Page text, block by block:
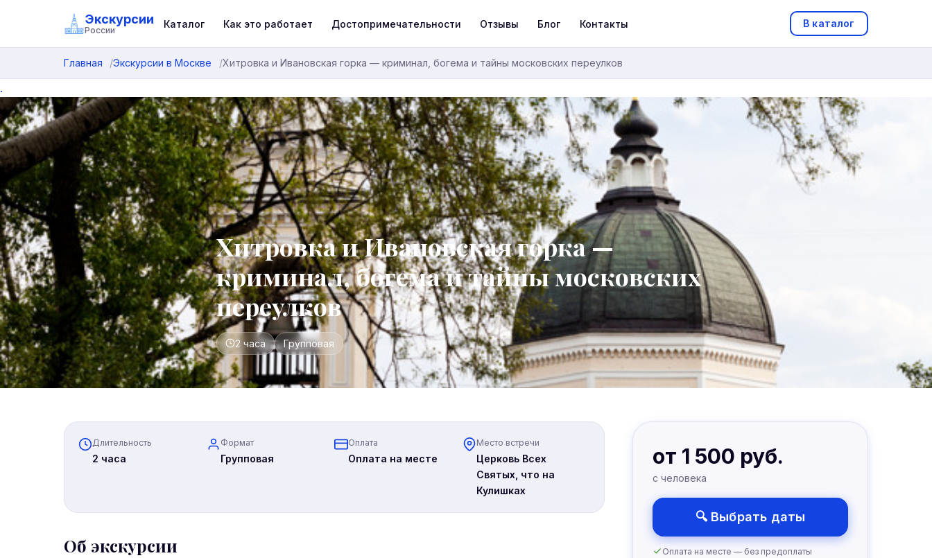
Экскурсии
России
Каталог Как это работает Достопримечательности Отзывы Блог Контакты В каталог
Главная Экскурсии в Москве Хитровка и Ивановская горка — криминал, богема и тайны московских переулков
.
Хитровка и Ивановская горка —
криминал, богема и тайны московских
переулков
2 часа Групповая
Длительность
2 часа
Формат
Групповая
Оплата
Оплата на месте
Место встречи
Церковь Всех
Святых, что на
Кулишках
Об экскурсии
от 1 500 руб.
с человека
🔍 Выбрать даты
Оплата на месте — без предоплаты